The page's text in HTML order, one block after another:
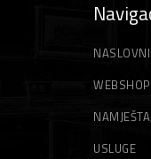
WEBSHOP
USLUGE